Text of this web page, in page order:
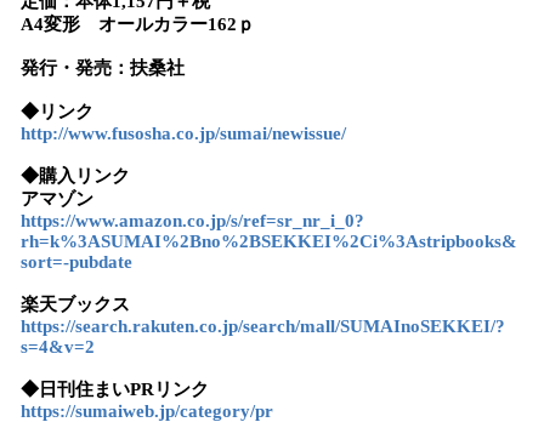
A4変形 オールカラー162 ｐ
発行・発売：扶桑社
◆リンク
http://www.fusosha.co.jp/sumai/newissue/
◆購入リンク
アマゾン
https://www.amazon.co.jp/s/ref=sr_nr_i_0?
rh=k%3ASUMAI%2Bno%2BSEKKEI%2Ci%3Astripbooks&
sort=-pubdate
楽天ブックス
https://search.rakuten.co.jp/search/mall/SUMAInoSEKKEI/?
s=4&v=2
◆日刊住まいPRリンク
https://sumaiweb.jp/category/pr